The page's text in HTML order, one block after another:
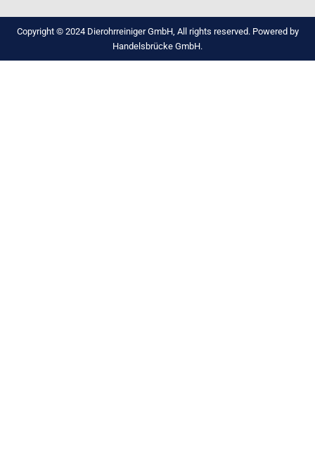
Copyright © 2024 Dierohrreiniger GmbH, All rights reserved. Powered by
Handelsbrücke GmbH.